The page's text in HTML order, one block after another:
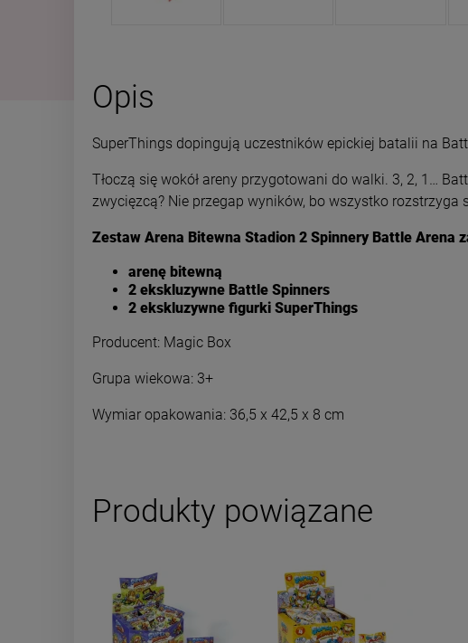
Opis
SuperThings dopingują uczestników epickiej batalii na
Tłoczą się wokół areny przygotowani do walki. 3, 2, 1…
zwycięzcą? Nie przegap wyników, bo wszystko rozstrzyga
Zestaw Arena Bitewna Stadion 2 Spinnery Battle Arena
arenę bitewną
2 ekskluzywne Battle Spinners
2 ekskluzywne figurki SuperThings
Producent: Magic Box
Grupa wiekowa: 3+
Wymiar opakowania: 36,5 x 42,5 x 8 cm
Produkty powiązane